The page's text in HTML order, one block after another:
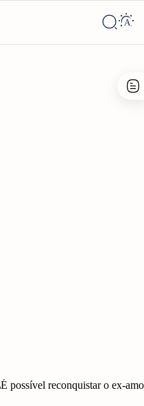
É possível reconquistar o ex-